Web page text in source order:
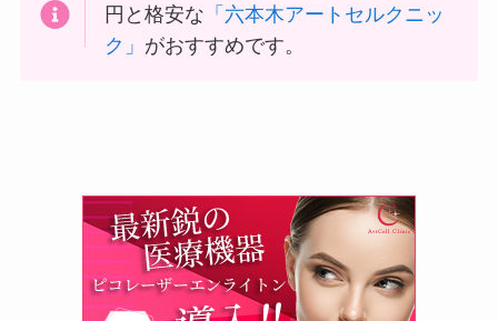
円と格安な 「六本木アートセルクニッ
ク」 がおすすめです。